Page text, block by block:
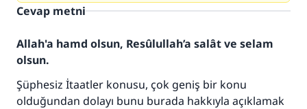
Cevap metni
Allah'a hamd olsun, Resûlullah’a salât ve selam
olsun.
Şüphesiz İtaatler konusu, çok geniş bir konu
olduğundan dolayı bunu burada hakkıyla açıklamak